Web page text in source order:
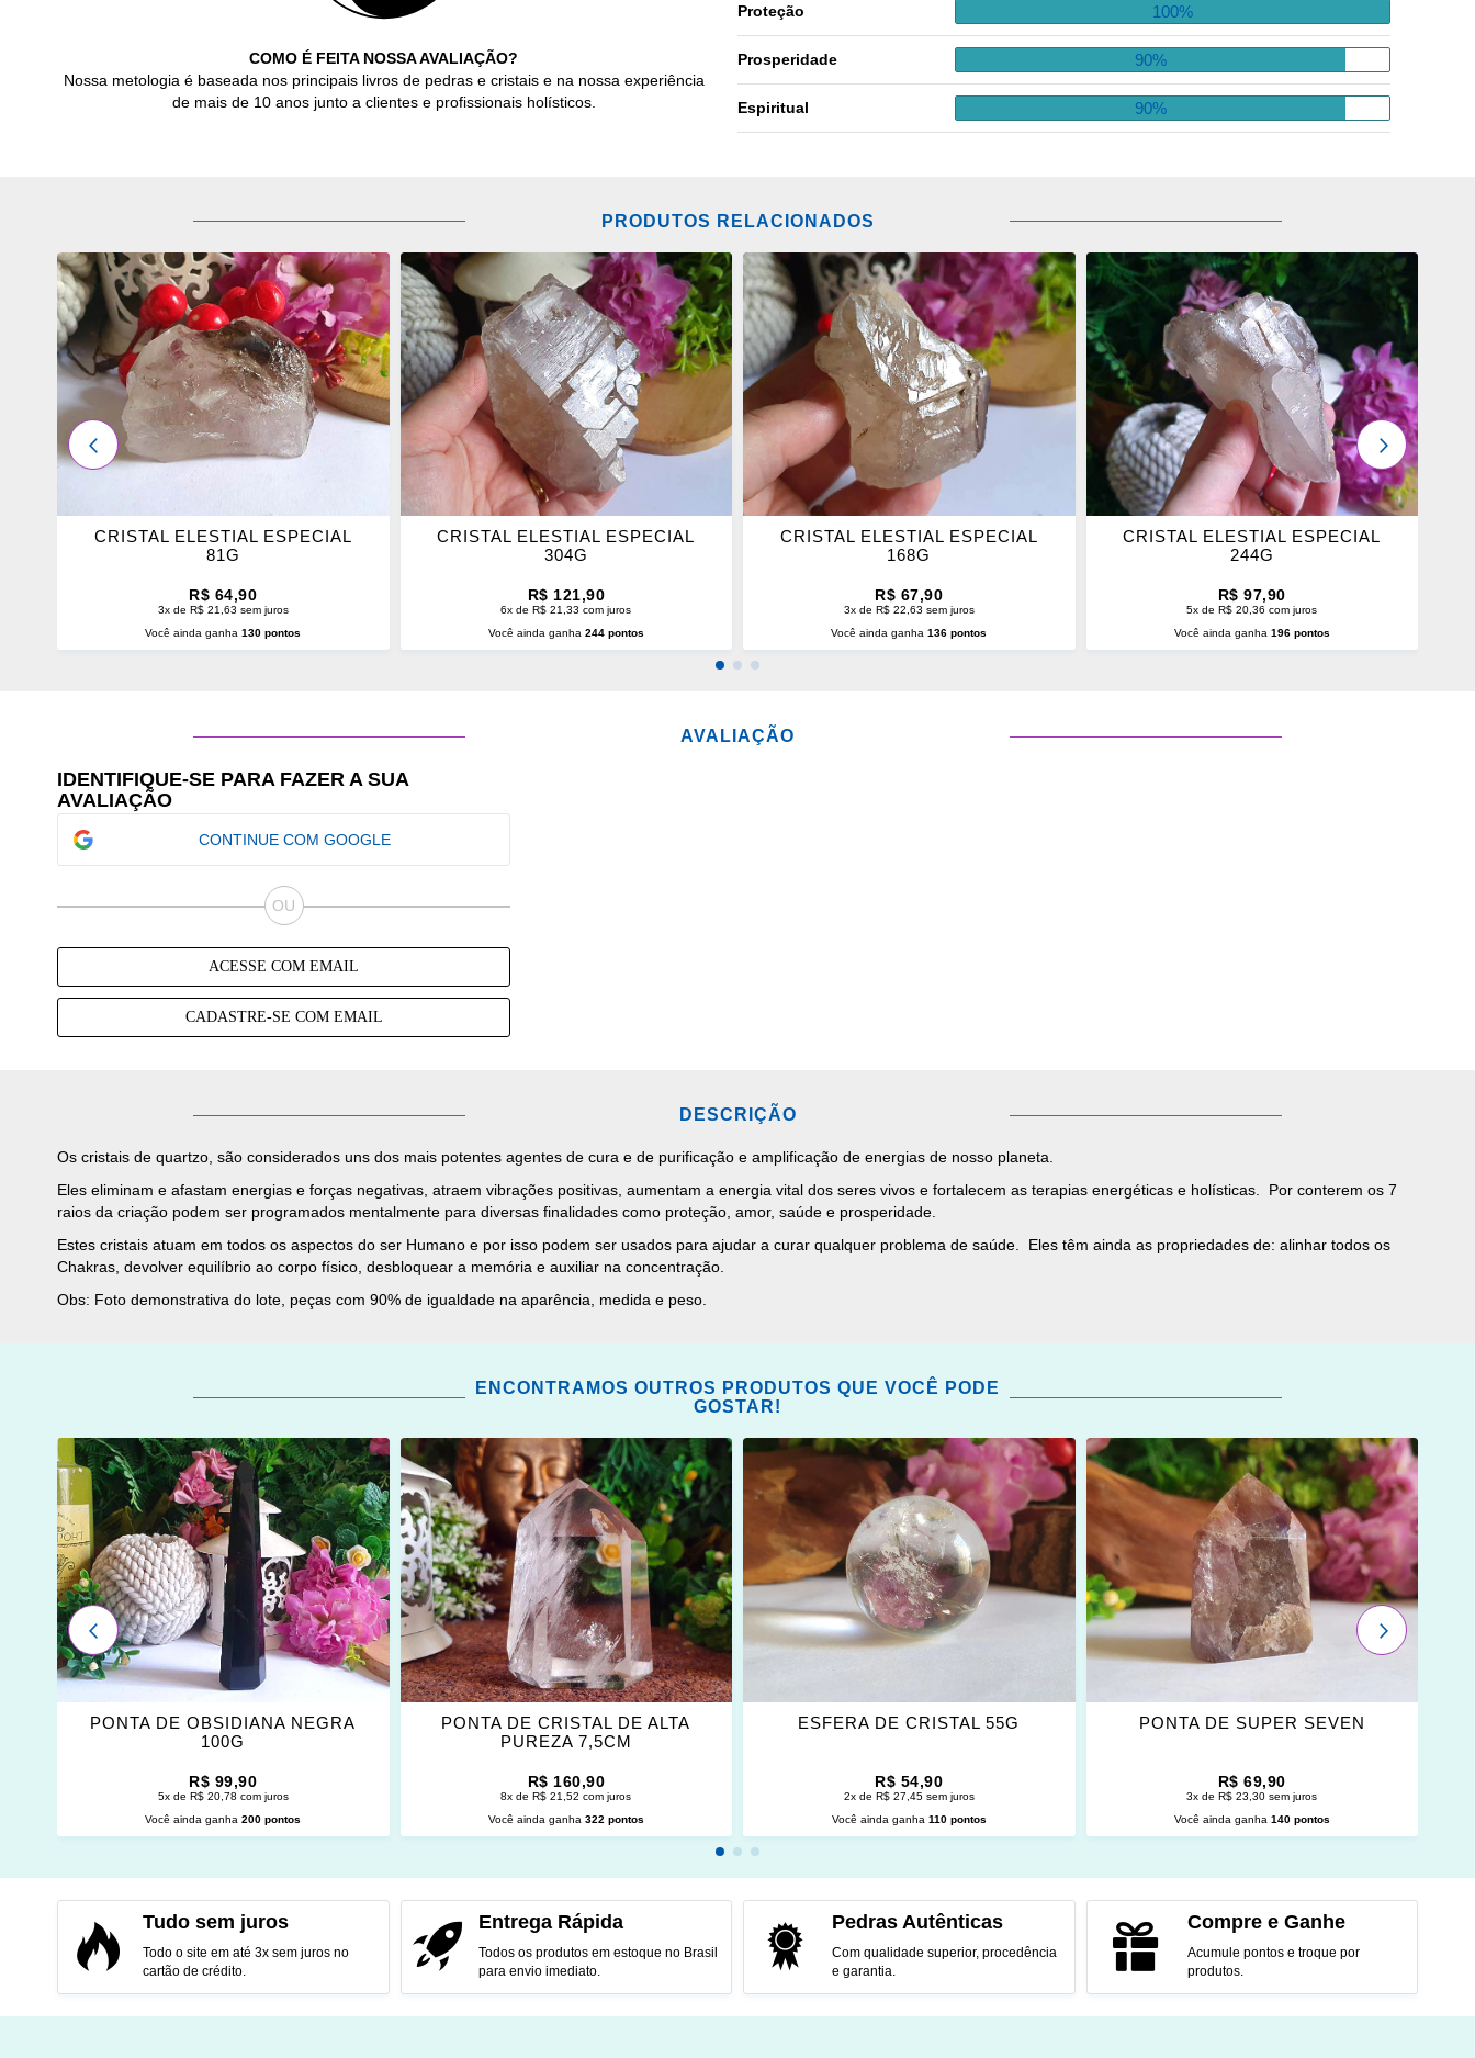
COMO É FEITA NOSSA AVALIAÇÃO?
Nossa metologia é baseada nos principais livros de pedras e cristais e na nossa experiência
de mais de 10 anos junto a clientes e profissionais holísticos.
Proteção 100%
Prosperidade 90%
Espiritual 90%
PRODUTOS RELACIONADOS
ADICIONAR
FAVORITOS
CRISTAL ELESTIAL ESPECIAL
81G
R$ 64,90
3x de R$ 21,63 sem juros
Você ainda ganha130 pontos
OS
FAVORITOS
CRISTAL ELESTIAL ESPECIAL
304G
R$ 121,90
6x de R$ 21,33 com juros
Você ainda ganha 244 pontos
ADICIONAR
OS
FAVORITOS
CRISTAL ELESTIAL ESPECIAL
168G
R$ 67,90
3x de R$ 22,63 sem juros
Você ainda ganha136 pontos
ADICIONAR
FAVORITOS
CRISTAL ELESTIAL ESPECIAL
244G
R$ 97,90
5x de R$ 20,36 com juros
Você ainda ganha 196 pontos
PRÓXIMO
ANTERIOR
AVALIAÇÃO
IDENTIFIQUE-SE PARA FAZER A SUA
AVALIAÇÃO
CONTINUE COM GOOGLE
ACESSE COM EMAIL
CADASTRE-SE COM EMAIL
DESCRIÇÃO
Os cristais de quartzo, são considerados uns dos mais potentes agentes de cura e de purificação e amplificação de energias de nosso planeta.
Eles eliminam e afastam energias e forças negativas, atraem vibrações positivas, aumentam a energia vital dos seres vivos e fortalecem as terapias energéticas e holísticas. Por conterem os 7
raios da criação podem ser programados mentalmente para diversas finalidades como proteção, amor, saúde e prosperidade.
Estes cristais atuam em todos os aspectos do ser Humano e por isso podem ser usados para ajudar a curar qualquer problema de saúde. Eles têm ainda as propriedades de: alinhar todos os
Chakras, devolver equilíbrio ao corpo físico, desbloquear a memória e auxiliar na concentração.
Obs: Foto demonstrativa do lote, peças com 90% de igualdade na aparência, medida e peso.
ENCONTRAMOS OUTROS PRODUTOS QUE VOCÊ PODE
GOSTAR!
ADICIONAR
OS
FAVORITOS
PONTA DE OBSIDIANA NEGRA
100G
R$ 99,90
5x de R$ 20,78 com juros
Você ainda ganha200 pontos
ADICIONAR
OS
FAVORITOS
PONTA DE CRISTAL DE ALTA
PUREZA 7,5CM
R$ 160,90
8x de R$ 21,52 com juros
Você ainda ganha 322 pontos
OS
FAVORITOS
ESFERA DE CRISTAL 55G
R$ 54,90
2x de R$ 27,45 sem juros
Você ainda ganha 110 pontos
ADICIONAR
FAVORITOS
PONTA DE SUPER SEVEN
R$ 69,90
3x de R$ 23,30 sem juros
Você ainda ganha 140 pontos
PRÓXIMO
ANTERIOR
Tudo sem juros
Todo o site em até 3x sem juros no
cartão de crédito.
Entrega Rápida
Todos os produtos em estoque no Brasil
para envio imediato.
Pedras Autênticas
Com qualidade superior, procedência
e garantia.
Compre e Ganhe
Acumule pontos e troque por
produtos.